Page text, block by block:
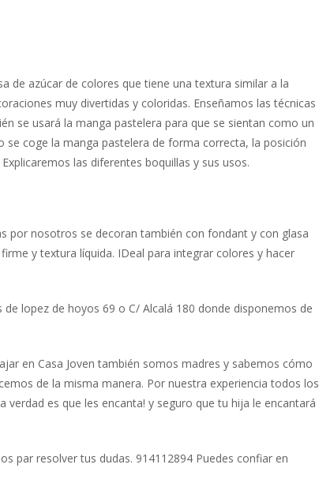
de azúcar de colores que tiene una textura similar a la
muy divertidas y coloridas. Enseñamos las técnicas
se usará la manga pastelera para que se sientan como un
coge la manga pastelera de forma correcta, la posición
las diferentes boquillas y sus usos.
por nosotros se decoran también con fondant y con glasa
y textura líquida. IDeal para integrar colores y hacer
lopez de hoyos 69 o C/ Alcalá 180 donde disponemos de
en Casa Joven también somos madres y sabemos cómo
de la misma manera. Por nuestra experiencia todos los
es que les encanta! y seguro que tu hija le encantará
par resolver tus dudas. 914112894 Puedes confiar en